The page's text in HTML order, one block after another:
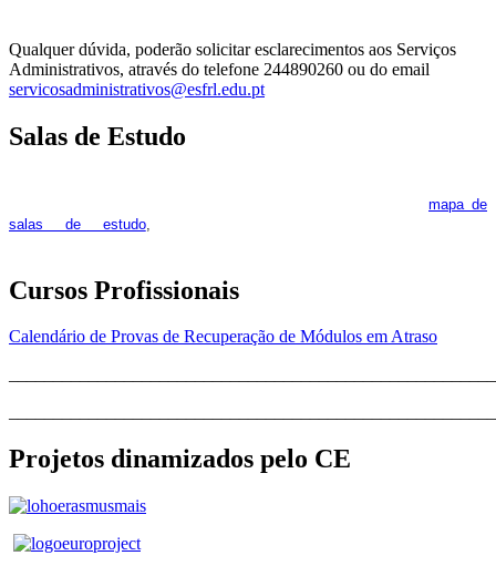
Qualquer dúvida, poderão solicitar esclarecimentos aos Serviços
Administrativos, através do telefone 244890260 ou do email
servicosadministrativos@esfrl.edu.pt
Salas de Estudo
mapa de
salas de estudo,
Cursos Profissionais
Calendário de Provas de Recuperação de Módulos em Atraso
Projetos dinamizados pelo CE